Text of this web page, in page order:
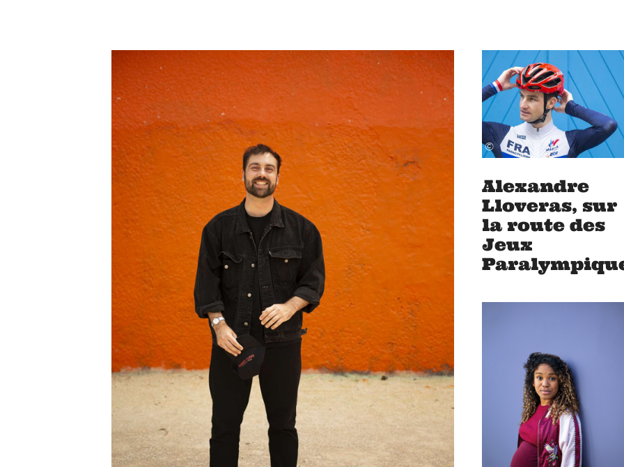
©
Alexandre
Lloveras, sur
la route des
Jeux